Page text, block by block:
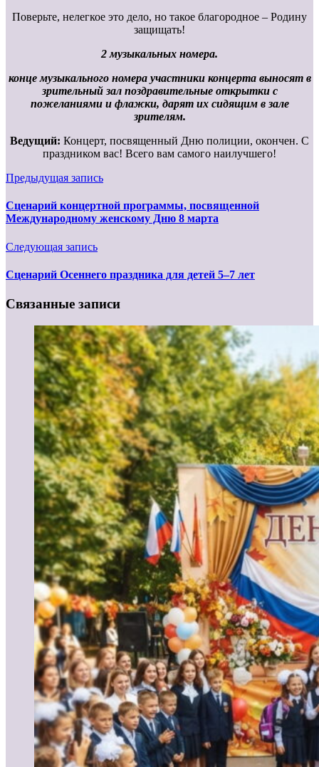
Поверьте, нелегкое это дело, но такое благородное – Родину
защищать!
2 музыкальных номера.
конце музыкального номера участники концерта выносят в
зрительный зал поздравительные открытки с
пожеланиями и флажки, дарят их сидящим в зале
зрителям.
Ведущий: Концерт, посвященный Дню полиции, окончен. С
праздником вас! Всего вам самого наилучшего!
Предыдущая запись
Сценарий концертной программы, посвященной
Международному женскому Дню 8 марта
Следующая запись
Сценарий Осеннего праздника для детей 5–7 лет
Связанные записи